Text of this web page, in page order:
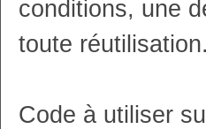
conditions, une
toute réutilisation.
Code à utiliser